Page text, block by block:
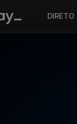
DIRETO